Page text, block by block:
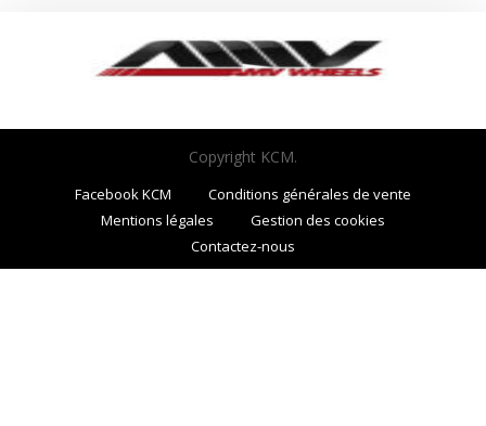
Copyright KCM.
Facebook KCM
Conditions générales de vente
Mentions légales
Gestion des cookies
Contactez-nous